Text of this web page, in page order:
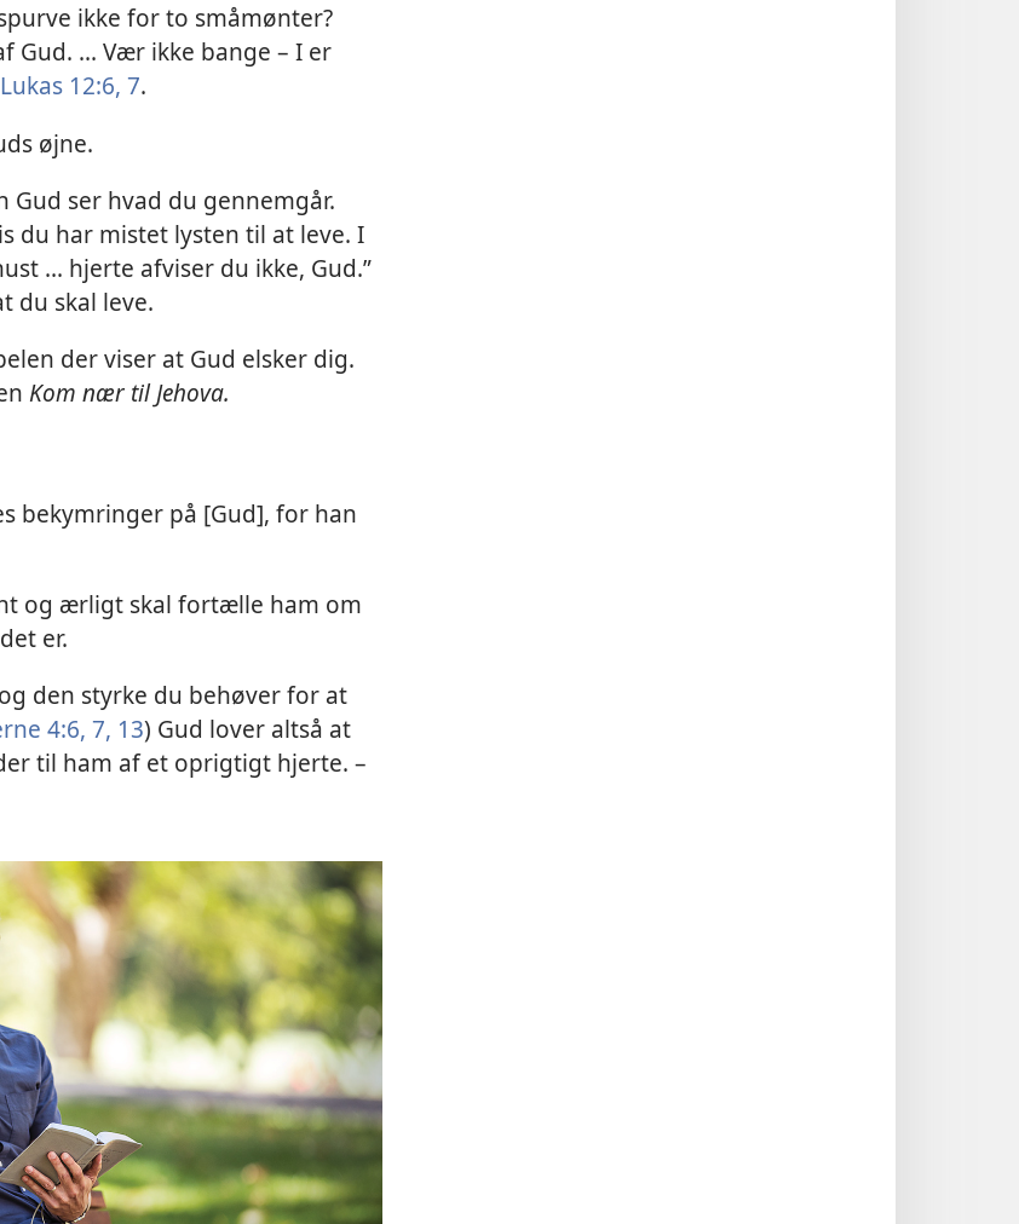
ikke for to småmønter?
Gud. ... Vær ikke bange – I er
Lukas 12:6, 7.
øjne.
Gud ser hvad du gennemgår.
du har mistet lysten til at leve. I
... hjerte afviser du ikke, Gud.”
du skal leve.
der viser at Gud elsker dig.
Kom nær til Jehova.
bekymringer på [Gud], for han
og ærligt skal fortælle ham om
er.
den styrke du behøver for at
4:6, 7, 13) Gud lover altså at
til ham af et oprigtigt hjerte. –